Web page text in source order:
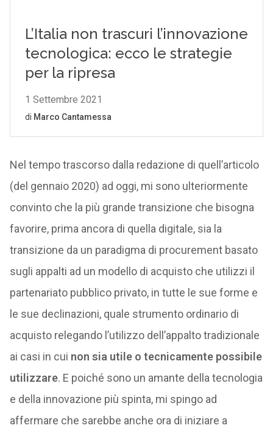
Nel tempo trascorso dalla redazione di quell’articolo
(del gennaio 2020) ad oggi, mi sono ulteriormente
convinto che la più grande transizione che bisogna
favorire, prima ancora di quella digitale, sia la
transizione da un paradigma di procurement basato
sugli appalti ad un modello di acquisto che utilizzi il
partenariato pubblico privato, in tutte le sue forme e
le sue declinazioni, quale strumento ordinario di
acquisto relegando l’utilizzo dell’appalto tradizionale
ai casi in cui non sia utile o tecnicamente possibile
utilizzare. E poiché sono un amante della tecnologia
e della innovazione più spinta, mi spingo ad
affermare che sarebbe anche ora di iniziare a